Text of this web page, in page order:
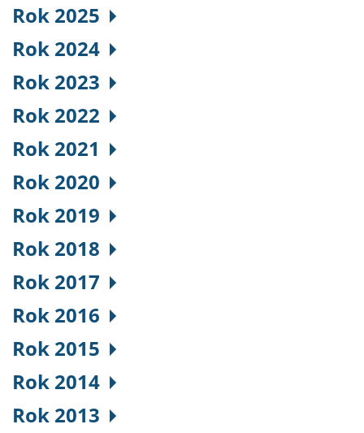
Rok 2025
Rok 2024
Rok 2023
Rok 2022
Rok 2021
Rok 2020
Rok 2019
Rok 2018
Rok 2017
Rok 2016
Rok 2015
Rok 2014
Rok 2013